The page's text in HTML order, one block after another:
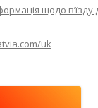
щодо
uk